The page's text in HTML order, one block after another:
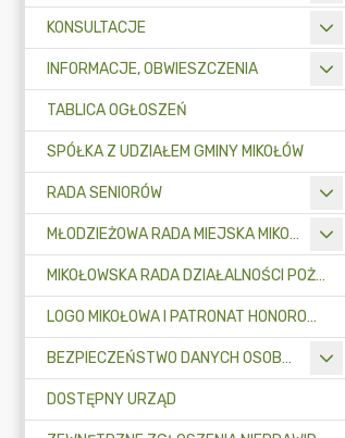
KONSULTACJE
INFORMACJE, OBWIESZCZENIA
TABLICA OGŁOSZEŃ
SPÓŁKA Z UDZIAŁEM GMINY MIKOŁÓW
RADA SENIORÓW
MŁODZIEŻOWA RADA MIEJSKA MIKOŁOWA
MIKOŁOWSKA RADA DZIAŁALNOŚCI POŻYTKU PUBLICZNEGO
LOGO MIKOŁOWA I PATRONAT HONOROWY BURMISTRZA MIKOŁOWA
BEZPIECZEŃSTWO DANYCH OSOBOWYCH
DOSTĘPNY URZĄD